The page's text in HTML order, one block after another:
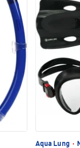
Aqua Lung ·